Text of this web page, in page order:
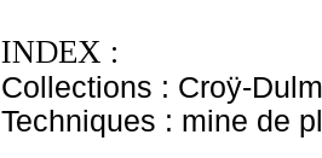
INDEX :
Collections : Croÿ-
Techniques : mine de